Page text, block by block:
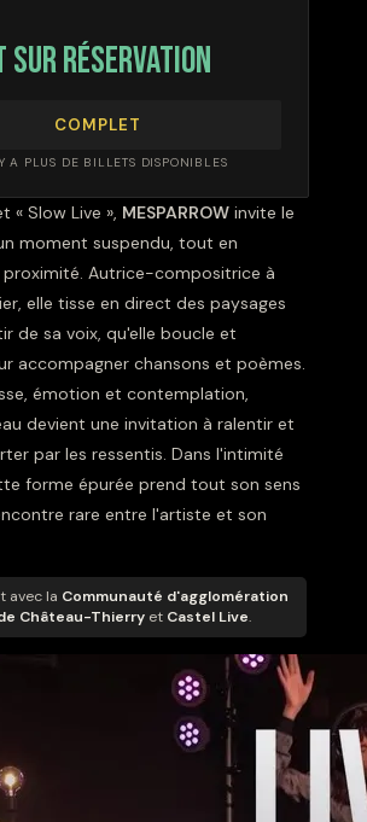
« Slow Live », MESPARROW invite le
moment suspendu, tout en
Autrice-compositrice à
elle tisse en direct des paysages
de sa voix, qu'elle boucle et
accompagner chansons et poèmes.
émotion et contemplation,
devient une invitation à ralentir et
par les ressentis. Dans l'intimité
forme épurée prend tout son sens
rare entre l'artiste et son
avec la Communauté d'agglomération
Château-Thierry et Castel Live.
réservation
COMPLET
A PLUS DE BILLETS DISPONIBLES